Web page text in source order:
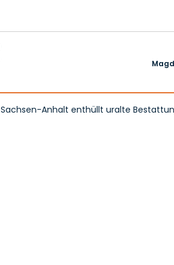
Anhalt enthüllt uralte